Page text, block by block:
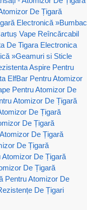
De Țigară
Electronică »Bumbac
Vape Reîncărcabil
De Tigara Electronica
»Geamuri si Sticle
Aspire Pentru
ElfBar Pentru Atomizor
Pentru Atomizor De
Atomizor De Țigară
De Țigară
De Țigară
De Țigară
De Țigară
De Țigară
De Țigară
Pentru Atomizor De
De Țigari